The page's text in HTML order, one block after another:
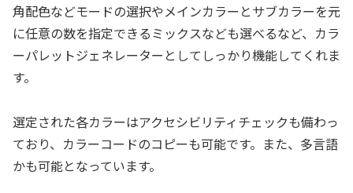
角配色などモードの選択やメインカラーとサブカラーを元
に任意の数を指定できるミックスなども選べるなど、カラ
ーパレットジェネレーターとしてしっかり機能してくれま
す。
選定された各カラーはアクセシビリティチェックも備わっ
ており、カラーコードのコピーも可能です。また、多言語
かも可能となっています。